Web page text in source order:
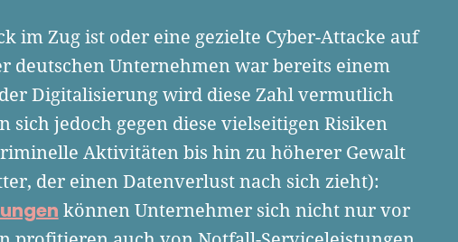
im Zug ist oder eine gezielte Cyber-Attacke auf
deutschen Unternehmen war bereits einem
Digitalisierung wird diese Zahl vermutlich
jedoch gegen diese vielseitigen Risiken
Aktivitäten bis hin zu höherer Gewalt
der einen Datenverlust nach sich zieht):
können Unternehmer sich nicht nur vor